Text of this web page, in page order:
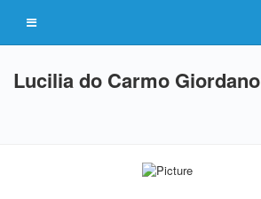
Lucilia do Carmo Giordano